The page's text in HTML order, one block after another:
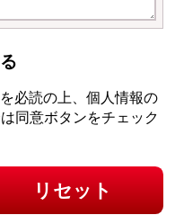
必読の上、個人情報の
同意ボタンをチェック
リセット